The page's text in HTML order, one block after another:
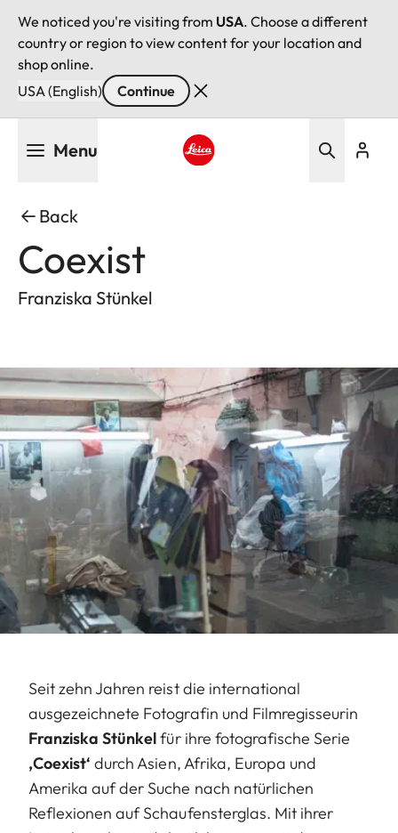
We noticed you're visiting from USA. Choose a different
country or region to view content for your location and
shop online.
USA (English)
Continue
Menu
Back
Coexist
Franziska Stünkel
Seit zehn Jahren reist die international
ausgezeichnete Fotografin und Filmregisseurin
Franziska Stünkelfür ihre fotografische Serie
‚Coexist‘ durch Asien, Afrika, Europa und
Amerika auf der Suche nach natürlichen
Reflexionen auf Schaufensterglas. Mit ihrer